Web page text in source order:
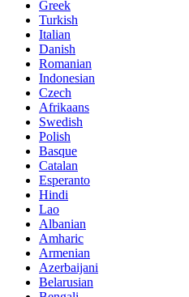
Greek
Turkish
Italian
Danish
Romanian
Indonesian
Czech
Afrikaans
Swedish
Polish
Basque
Catalan
Esperanto
Hindi
Lao
Albanian
Amharic
Armenian
Azerbaijani
Belarusian